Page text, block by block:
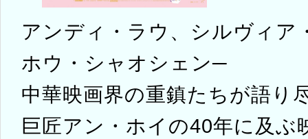
アンディ・ラウ、シルヴィア
ホウ・シャオシェン─
中華映画界の重鎮たちが語り
巨匠アン・ホイの40年に及ぶ